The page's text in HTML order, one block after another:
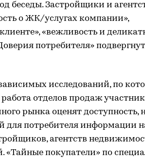
беседы. Застройщики и
о ЖК/услугах компании»,
«вежливость и
потребителя»
исследований, по
работа отделов продаж
рынка оценят доступность,
для потребителя информации
агентств
«Тайные покупатели» по